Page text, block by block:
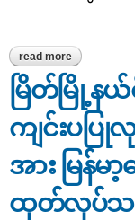
read more about ပခုက္
အတွင်း စား
အခြေအနေ
မြိတ်မြို့နယ်
ကျင်းပပြု
အား မြန်မ
ထုတ်လုပ်သည့်